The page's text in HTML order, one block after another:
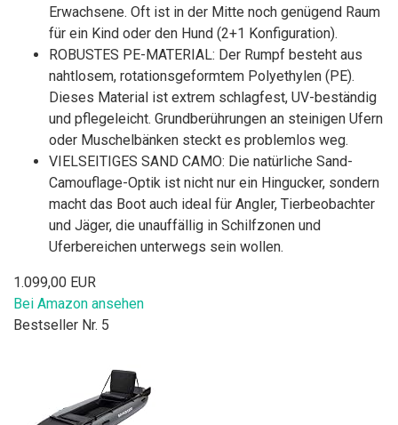
Erwachsene. Oft ist in der Mitte noch genügend Raum
für ein Kind oder den Hund (2+1 Konfiguration).
ROBUSTES PE-MATERIAL: Der Rumpf besteht aus
nahtlosem, rotationsgeformtem Polyethylen (PE).
Dieses Material ist extrem schlagfest, UV-beständig
und pflegeleicht. Grundberührungen an steinigen Ufern
oder Muschelbänken steckt es problemlos weg.
VIELSEITIGES SAND CAMO: Die natürliche Sand-
Camouflage-Optik ist nicht nur ein Hingucker, sondern
macht das Boot auch ideal für Angler, Tierbeobachter
und Jäger, die unauffällig in Schilfzonen und
Uferbereichen unterwegs sein wollen.
1.099,00 EUR
Bei Amazon ansehen
Bestseller Nr. 5